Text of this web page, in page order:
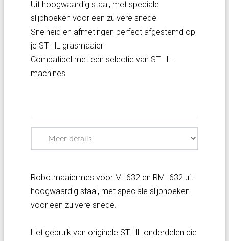
Uit hoogwaardig staal, met speciale
slijphoeken voor een zuivere snede
Snelheid en afmetingen perfect afgestemd op
je STIHL grasmaaier
Compatibel met een selectie van STIHL
machines
Robotmaaiermes voor MI 632 en RMI 632 uit
hoogwaardig staal, met speciale slijphoeken
voor een zuivere snede.
Het gebruik van originele STIHL onderdelen die